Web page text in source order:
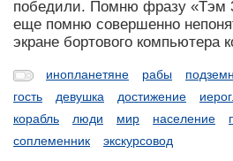
победили. Помню фразу «Тэм
еще помню совершенно
экране бортового компьютера
инопланетяне рабы
гость
девушка достижение
корабль
люди мир население
соплеменник
экскурсовод